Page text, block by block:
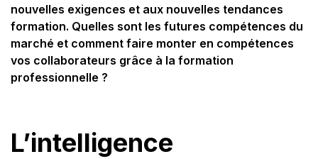
nouvelles exigences et aux nouvelles tendances
formation. Quelles sont les futures compétences du
marché et comment faire monter en compétences
vos collaborateurs grâce à la formation
professionnelle ?
L’intelligence